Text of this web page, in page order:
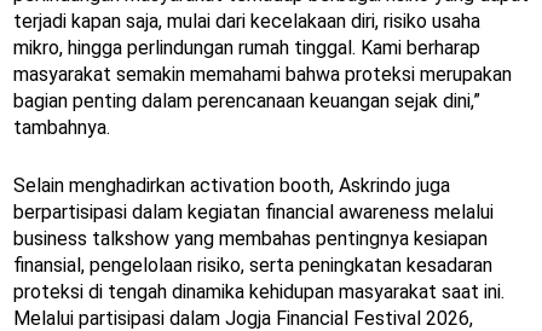
terjadi kapan saja, mulai dari kecelakaan diri, risiko usaha
mikro, hingga perlindungan rumah tinggal. Kami berharap
masyarakat semakin memahami bahwa proteksi merupakan
bagian penting dalam perencanaan keuangan sejak dini,”
tambahnya.
Selain menghadirkan activation booth, Askrindo juga
berpartisipasi dalam kegiatan financial awareness melalui
business talkshow yang membahas pentingnya kesiapan
finansial, pengelolaan risiko, serta peningkatan kesadaran
proteksi di tengah dinamika kehidupan masyarakat saat ini.
Melalui partisipasi dalam Jogja Financial Festival 2026,